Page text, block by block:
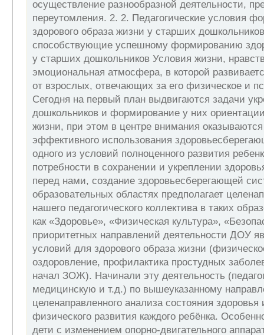
осуществление разнообразной деятельности,
переутомления. 2. 2. Педагогические условия
здорового образа жизни у старших
способствующие успешному формированию
у старших дошкольников Условия жизни,
эмоциональная атмосфера, в которой
от взрослых, отвечающих за его физическое и
Сегодня на первый план выдвигаются задачи
дошкольников и формирование у них
жизни, при этом в центре внимания
эффективного использования
одного из условий полноценного развития
потребности в сохранении и укреплении
перед нами, создание здоровьесберегающей
образовательных областях предполагает
нашего педагогического коллектива в таких
как «Здоровье», «Физическая культура»,
приоритетных направлений деятельности ДОУ
условий для здорового образа жизни
оздоровление, профилактика простудных
начал ЗОЖ). Начинали эту деятельность
медицинскую и т.д.) по вышеуказанному
целенаправленного анализа состояния здоровья
физического развития каждого ребёнка.
дети с изменением опорно-двигательного